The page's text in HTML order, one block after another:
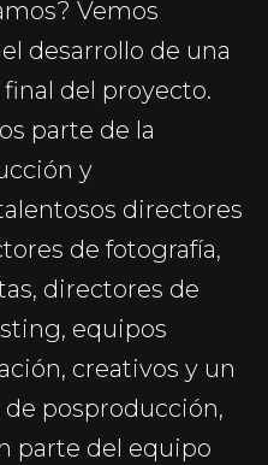
Vemos
desarrollo de una
del proyecto.
parte de la
y
directores
de fotografía,
directores de
equipos
creativos y un
posproducción,
parte del equipo